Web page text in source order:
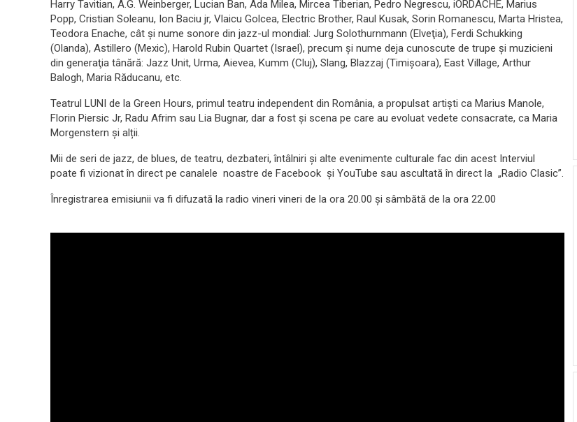
Harry Tavitian, A.G. Weinberger, Lucian Ban, Ada Milea, Mircea Tiberian, Pedro Negrescu, iORDACHE, Marius
Popp, Cristian Soleanu, Ion Baciu jr, Vlaicu Golcea, Electric Brother, Raul Kusak, Sorin Romanescu, Marta Hristea,
Teodora Enache, cât şi nume sonore din jazz-ul mondial: Jurg Solothurnmann (Elveţia), Ferdi Schukking
(Olanda), Astillero (Mexic), Harold Rubin Quartet (Israel), precum şi nume deja cunoscute de trupe şi muzicieni
din generaţia tânără: Jazz Unit, Urma, Aievea, Kumm (Cluj), Slang, Blazzaj (Timişoara), East Village, Arthur
Balogh, Maria Răducanu, etc.
Teatrul LUNI de la Green Hours, primul teatru independent din România, a propulsat artiști ca Marius Manole,
Florin Piersic Jr, Radu Afrim sau Lia Bugnar, dar a fost și scena pe care au evoluat vedete consacrate, ca Maria
Morgenstern și alții.
Mii de seri de jazz, de blues, de teatru, dezbateri, întâlniri şi alte evenimente culturale fac din acest Interviul
poate fi vizionat în direct pe canalele noastre de Facebook și YouTube sau ascultată în direct la „Radio Clasic”.
Înregistrarea emisiunii va fi difuzată la radio vineri vineri de la ora 20.00 și sâmbătă de la ora 22.00